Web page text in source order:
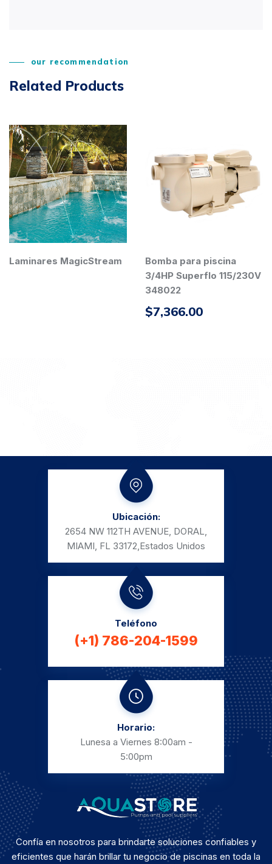
our recommendation
Related Products
Bomba para piscina
3/4HP Superflo 115/230V
IntelliTouch
Ubicación:
2654 NW 112TH AVENUE, DORAL,
MIAMI, FL 33172, Estados Unidos
Teléfono
(+1) 786-204-1599
Horario:
Lunesa a Viernes 8:00am -
5:00pm
Confía en nosotros para brindarte soluciones confiables y
eficientes que harán brillar tu negocio de piscinas en toda la